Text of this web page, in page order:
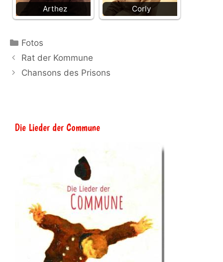
Arthez Corly
Kategorien
Fotos
Rat der Kommune
Chansons des Prisons
Die Lieder der Commune